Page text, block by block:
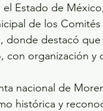
Estado de
de los
donde destacó
organización y
nacional de
histórica y